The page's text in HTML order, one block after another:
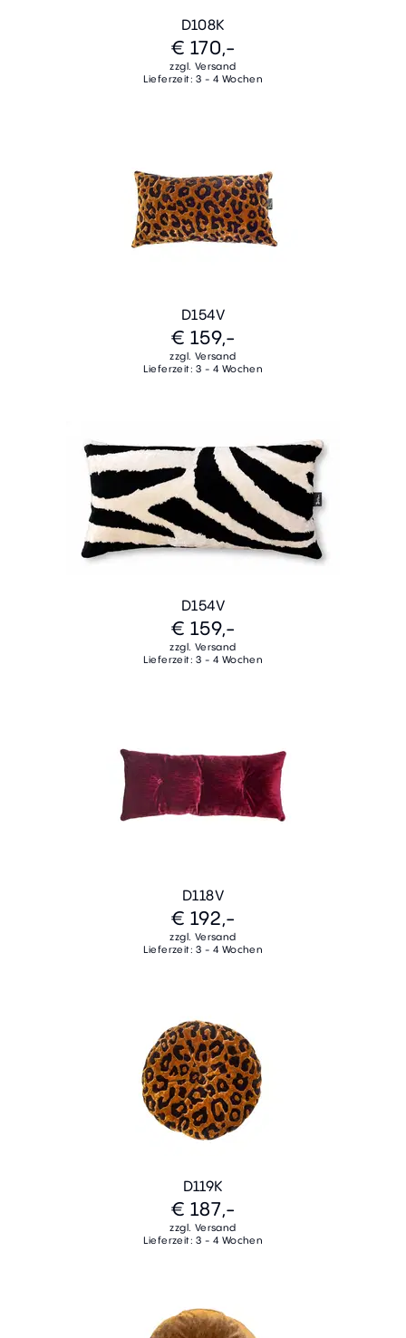
D108K
€ 170,-
zzgl. Versand
Lieferzeit: 3 - 4 Wochen
D154V
€ 159,-
zzgl. Versand
Lieferzeit: 3 - 4 Wochen
D154V
€ 159,-
zzgl. Versand
Lieferzeit: 3 - 4 Wochen
D118V
€ 192,-
zzgl. Versand
Lieferzeit: 3 - 4 Wochen
D119K
€ 187,-
zzgl. Versand
Lieferzeit: 3 - 4 Wochen